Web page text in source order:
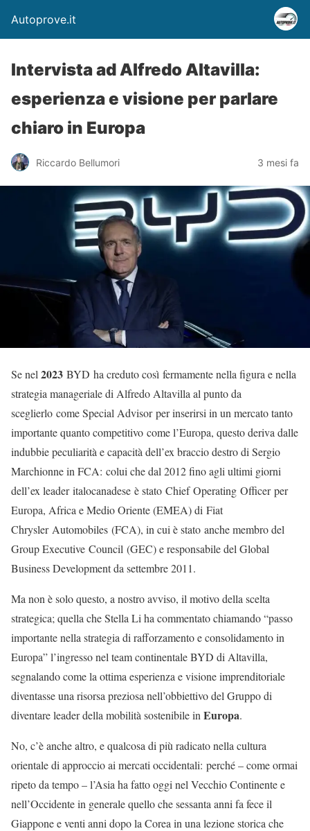
Autoprove.it
Intervista ad Alfredo Altavilla:
esperienza e visione per parlare
chiaro in Europa
Riccardo Bellumori 3 mesi fa
Se nel 2023 BYD ha creduto così fermamente nella figura e nella
strategia manageriale di Alfredo Altavilla al punto da
sceglierlo come Special Advisor per inserirsi in un mercato tanto
importante quanto competitivo come l’Europa, questo deriva dalle
indubbie peculiarità e capacità dell’ex braccio destro di Sergio
Marchionne in FCA: colui che dal 2012 fino agli ultimi giorni
dell’ex leader italocanadese è stato Chief Operating Officer per
Europa, Africa e Medio Oriente (EMEA) di Fiat
Chrysler Automobiles (FCA), in cui è stato anche membro del
Group Executive Council (GEC) e responsabile del Global
Business Development da settembre 2011.
Ma non è solo questo, a nostro avviso, il motivo della scelta
strategica; quella che Stella Li ha commentato chiamando “passo
importante nella strategia di rafforzamento e consolidamento in
Europa” l’ingresso nel team continentale BYD di Altavilla,
segnalando come la ottima esperienza e visione imprenditoriale
diventasse una risorsa preziosa nell’obbiettivo del Gruppo di
diventare leader della mobilità sostenibile in Europa.
No, c’è anche altro, e qualcosa di più radicato nella cultura
orientale di approccio ai mercati occidentali: perché – come ormai
ripeto da tempo – l’Asia ha fatto oggi nel Vecchio Continente e
nell’Occidente in generale quello che sessanta anni fa fece il
Giappone e venti anni dopo la Corea in una lezione storica che